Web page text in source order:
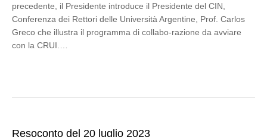
precedente, il Presidente introduce il Presidente del CIN,
Conferenza dei Rettori delle Università Argentine, Prof. Carlos
Greco che illustra il programma di collabo-razione da avviare
con la CRUI.…
Resoconto del 20 luglio 2023